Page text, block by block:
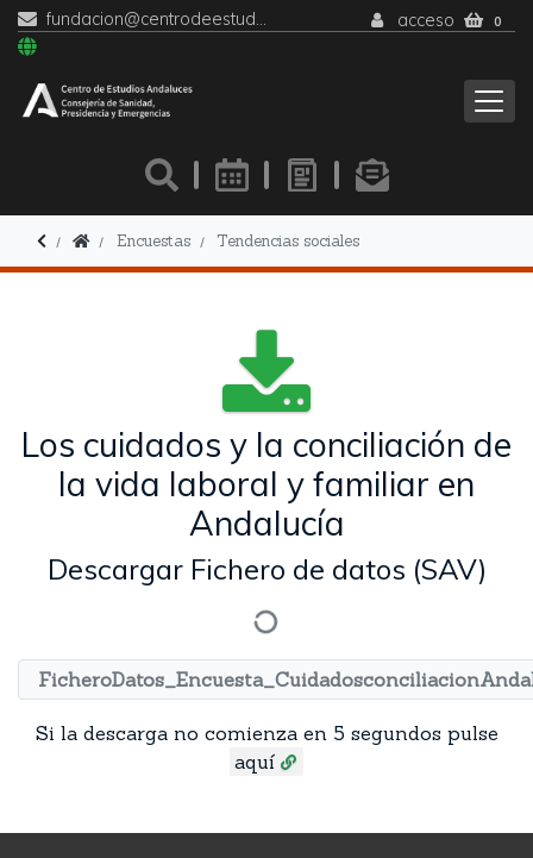
fundacion@centrodeestudiosandaluces.es acceso 0
Encuestas Tendencias sociales
Los cuidados y la conciliación de
la vida laboral y familiar en
Andalucía
Descargar Fichero de datos (SAV)
Si la descarga no comienza en 5 segundos pulse
aquí